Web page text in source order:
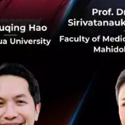
กำลังขยายตัว นโยบาย
โครงการเกี่ยวกับโครง
5. ยอมรับในหลักฐาน
ครบถ้วน และอ้างอิงจ
ดีขึ้น